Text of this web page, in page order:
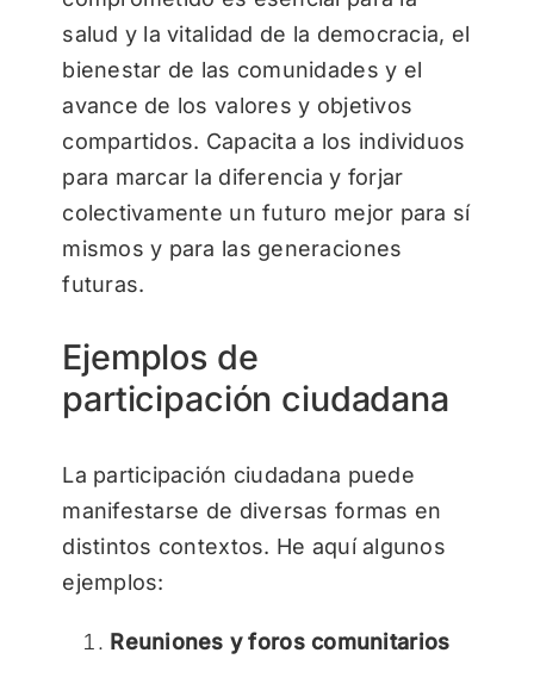
salud y la vitalidad de la democracia, el
bienestar de las comunidades y el
avance de los valores y objetivos
compartidos. Capacita a los individuos
para marcar la diferencia y forjar
colectivamente un futuro mejor para sí
mismos y para las generaciones
futuras.
Ejemplos de
participación ciudadana
La participación ciudadana puede
manifestarse de diversas formas en
distintos contextos. He aquí algunos
ejemplos:
Reuniones y foros comunitarios